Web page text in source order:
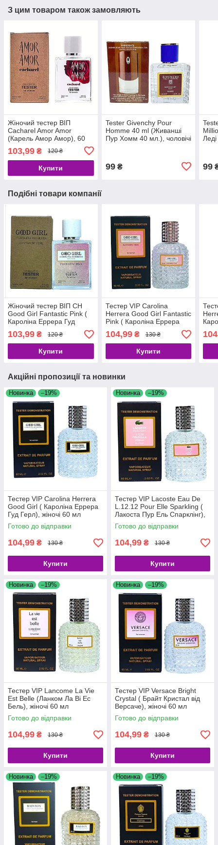
З цим товаром також замовляють
Жіночий тестер ВІП
Cacharel Amor Amor
(Карель Амор Амор), 60
103,99 ₴ 120 ₴
Купити
Tester Givenchy Pour
Homme 40 ml (Живанші
Пур Хомм 40 мл.), чоловічі
99₴ 99
Подібні товари компанії
Жіночий тестер ВІП CH
Good Girl Fantastic Pink (
Кароліна Еррера Гуд
Фантастик Пінк), 60 мл
103,99 ₴ 120 ₴
Купити
Тестер VIP Carolina
Herrera Good Girl Fantastic
Pink ( Кароліна Еррера
Гуд Герл Фантастик Пінк),
жіночі 60 мл
104,99₴ 130 ₴
Купити
Акційні пропозиції та новинки
Новинка –19%
Тестер VIP Carolina Herrera
Good Girl ( Кароліна Еррера
Гуд Герл), жіночі 60 мл
Готово до відправки
104,99 ₴ 130 ₴
Купити
Новинка –19%
Тестер VIP Lacoste Eau De
L.12.12 Pour Elle Sparkling (
Лакоста Пур Ель Спарклінг),
жіночі 60 мл
Готово до відправки
104,99 ₴ 130 ₴
Купити
Новинка –19%
Тестер VIP Lancome La Vie
Est Belle (Ланком Ла Ві Ес
Бель), жіночі 60 мл
Готово до відправки
104,99 ₴ 130 ₴
Купити
Новинка –19%
Тестер VIP Versace Bright
Crystal ( Брайт Кристал від
Версаче), жіночі 60 мл
Готово до відправки
104,99 ₴ 130 ₴
Купити
Новинка –19% Новинка –19%